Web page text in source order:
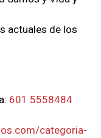
actuales de los
601 5558484
categoria-